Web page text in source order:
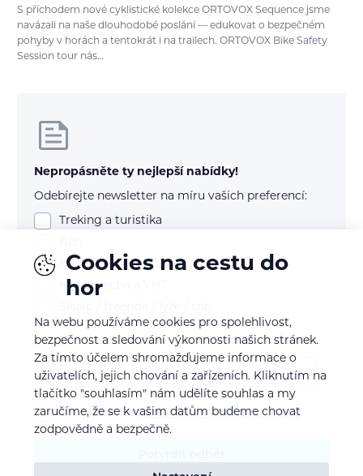
S příchodem nové cyklistické kolekce ORTOVOX Sequence jsme
navázali na naše dlouhodobé poslání — edukovat o bezpečném
pohyby v horách a tentokrát i na trailech. ORTOVOX Bike Safety
Session tour nás…
Nepropásněte ty nejlepší nabídky!
Odebírejte newsletter na míru vašich preferencí:
Treking a turistika
Kolo (mtb, gravel, silnice)
Horolezectví a VHT
E-mail
Souhlasím sezpracováním osobních údajů
Cookies na cestu do
hor
Na webu používáme cookies pro spolehlivost,
bezpečnost a sledování výkonnosti našich stránek.
Za tímto účelem shromažďujeme informace o
uživatelích, jejich chování a zařízeních. Kliknutím na
tlačítko "souhlasím" nám udělíte souhlas a my
zaručíme, že se k vašim datům budeme chovat
zodpovědně a bezpečně.